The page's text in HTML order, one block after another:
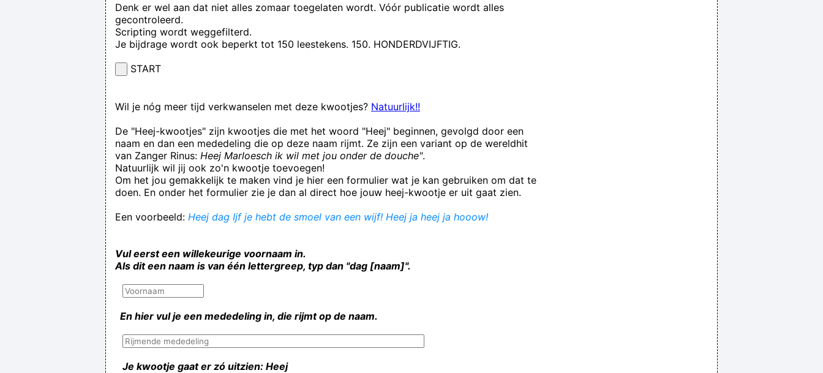
Denk er wel aan dat niet alles zomaar toegelaten wordt. Vóór publicatie wordt alles
gecontroleerd.
Scripting wordt weggefilterd.
Je bijdrage wordt ook beperkt tot 150 leestekens. 150. HONDERDVIJFTIG.
START
Wil je nóg meer tijd verkwanselen met deze kwootjes? Natuurlijk!!
De "Heej-kwootjes" zijn kwootjes die met het woord "Heej" beginnen, gevolgd door een
naam en dan een mededeling die op deze naam rijmt. Ze zijn een variant op de wereldhit
van Zanger Rinus: Heej Marloesch ik wil met jou onder de douche".
Natuurlijk wil jij ook zo'n kwootje toevoegen!
Om het jou gemakkelijk te maken vind je hier een formulier wat je kan gebruiken om dat te
doen. En onder het formulier zie je dan al direct hoe jouw heej-kwootje er uit gaat zien.
Een voorbeeld: Heej dag Ijf je hebt de smoel van een wijf! Heej ja heej ja hooow!
Vul eerst een willekeurige voornaam in.
Als dit een naam is van één lettergreep, typ dan "dag [naam]".
En hier vul je een mededeling in, die rijmt op de naam.
Je kwootje gaat er zó uitzien: Heej